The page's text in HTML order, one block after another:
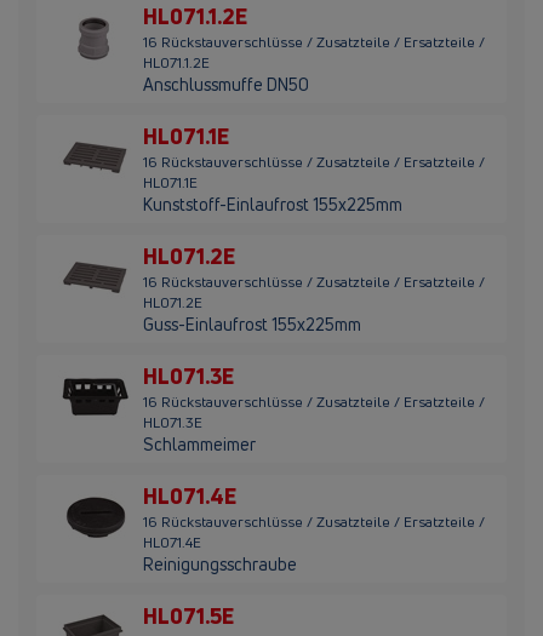
HL071.1.2E
16 Rückstauverschlüsse / Zusatzteile / Ersatzteile /
HL071.1.2E
Anschlussmuffe DN50
HL071.1E
16 Rückstauverschlüsse / Zusatzteile / Ersatzteile /
HL071.1E
Kunststoff-Einlaufrost 155x225mm
HL071.2E
16 Rückstauverschlüsse / Zusatzteile / Ersatzteile /
HL071.2E
Guss-Einlaufrost 155x225mm
HL071.3E
16 Rückstauverschlüsse / Zusatzteile / Ersatzteile /
HL071.3E
Schlammeimer
HL071.4E
16 Rückstauverschlüsse / Zusatzteile / Ersatzteile /
HL071.4E
Reinigungsschraube
HL071.5E